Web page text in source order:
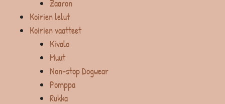
Zaaron
Koirien lelut
Koirien vaatteet
Kivalo
Muut
Non-stop Dogwear
Pomppa
Rukka